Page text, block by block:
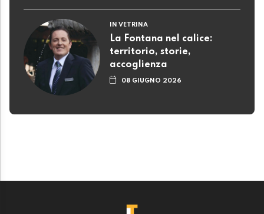
IN VETRINA
La Fontana nel calice:
territorio, storie,
accoglienza
08 GIUGNO 2026